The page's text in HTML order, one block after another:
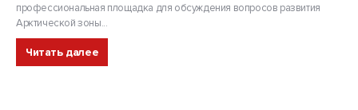
профессиональная площадка для обсуждения вопросов развития
Арктической зоны...
Читать далее